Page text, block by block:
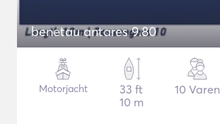
benetau antares 9.80
Motorjacht
33 ft
10 m
10 Varen